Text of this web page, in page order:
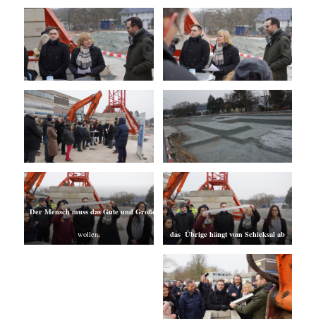
Der Mensch muss das Gute und Große
wollen, das Übrige hängt vom Schicksal ab